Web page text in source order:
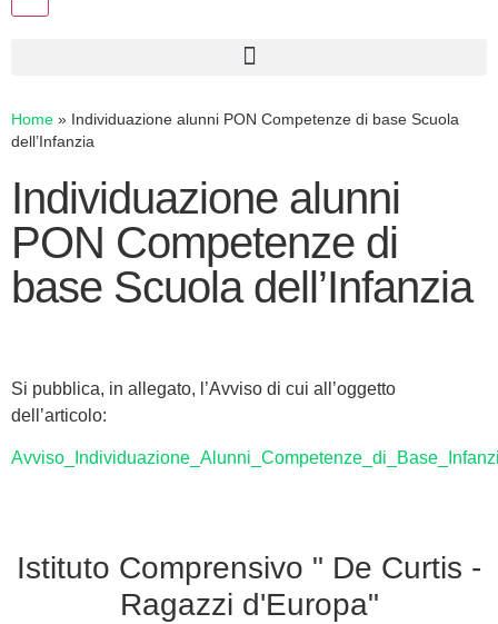
Home » Individuazione alunni PON Competenze di base Scuola
dell’Infanzia
Individuazione alunni
PON Competenze di
base Scuola dell’Infanzia
Si pubblica, in allegato, l’Avviso di cui all’oggetto
dell’articolo:
Istituto Comprensivo " De Curtis -
Ragazzi d'Europa"